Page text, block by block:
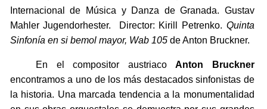
Internacional de Música y Danza de Granada. Gustav
Mahler Jugendorhester. Director: Kirill Petrenko. Quinta
Sinfonía en si bemol mayor, Wab 105de Anton Bruckner.
En el compositor austriacoAnton Bruckner
encontramos a uno de los más destacados sinfonistas de
la historia. Una marcada tendencia a la monumentalidad